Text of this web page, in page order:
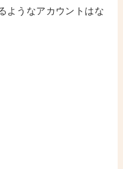
ようなアカウントはな